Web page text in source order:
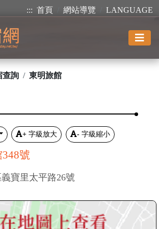
::: 首頁 網站導覽 LANGUAGE
查詢 東明旅館
+ 字級放大 - 字級縮小
號
寶里太平路26號